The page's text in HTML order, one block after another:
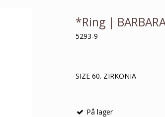
*Ring |
5293-9
SIZE 60. ZIRKONIA
På lager